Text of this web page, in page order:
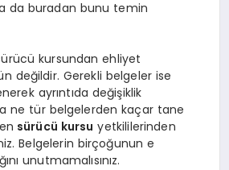
da buradan bunu temin
kursundan ehliyet
değildir. Gerekli belgeler ise
ayrıntıda değişiklik
ne tür belgelerden kaçar tane
sürücü kursu yetkililerinden
Belgelerin birçoğunun e
unutmamalısınız.